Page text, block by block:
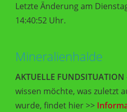
Letzte Änderung am
14:40:52 Uhr.
Mineralienhalde
AKTUELLE FUNDSITUATION
wissen möchte, was zuletzt
wurde, findet hier >>